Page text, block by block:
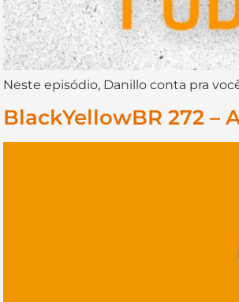
Neste episódio, Danillo conta pra
BlackYellowBR 272 –